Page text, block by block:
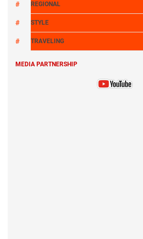
REGIONAL
STYLE
TRAVELING
MEDIA PARTNERSHIP